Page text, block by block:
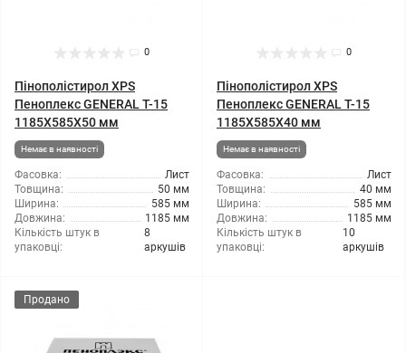
0
Пінополістирол XPS
Пеноплекс GENERAL T-15
1185X585X50 мм
Немає в наявності
Фасовка:
Лист
Товщина:
50 мм
Ширина:
585 мм
Довжина:
1185 мм
Кількість штук в
упаковці:
8
аркушів
0
Пінополістирол XPS
Пеноплекс GENERAL T-15
1185X585X40 мм
Немає в наявності
Фасовка:
Лист
Товщина:
40 мм
Ширина:
585 мм
Довжина:
1185 мм
Кількість штук в
упаковці:
10
аркушів
Продано